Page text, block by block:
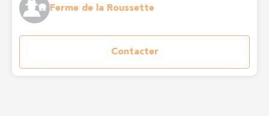
Ferme de la Roussette
Contacter